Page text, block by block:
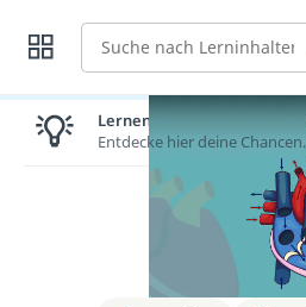
Suche
Lernen lohnt sich!
Entdecke hier deine Chancen.